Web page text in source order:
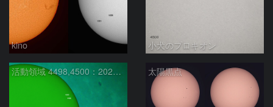
kino 小犬のプロキオン
活動領域 4498,4500：2026/08/08 太陽黒点